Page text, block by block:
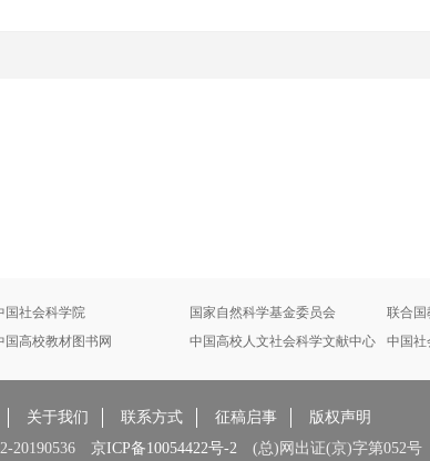
国社会科学院 国家自然科学基金委员会 联合国
国高校教材图书网 中国高校人文社会科学文献中心 中国社
关于我们 联系方式 征稿启事
版权声明
20190536 京ICP备10054422号-2 (总)网出证(京)字第052号